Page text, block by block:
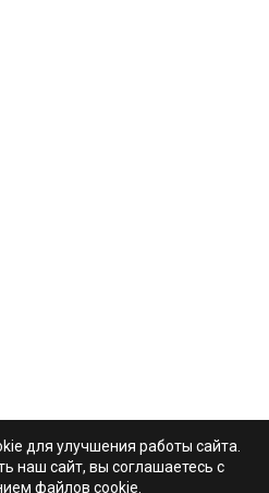
для улучшения работы сайта.
наш сайт, вы соглашаетесь с
файлов cookie.